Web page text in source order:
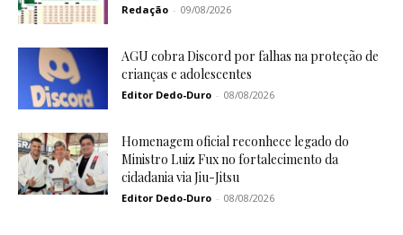
Redação - 09/08/2026
AGU cobra Discord por falhas na proteção de
crianças e adolescentes
Editor Dedo-Duro - 08/08/2026
Homenagem oficial reconhece legado do
Ministro Luiz Fux no fortalecimento da
cidadania via Jiu-Jitsu
Editor Dedo-Duro - 08/08/2026